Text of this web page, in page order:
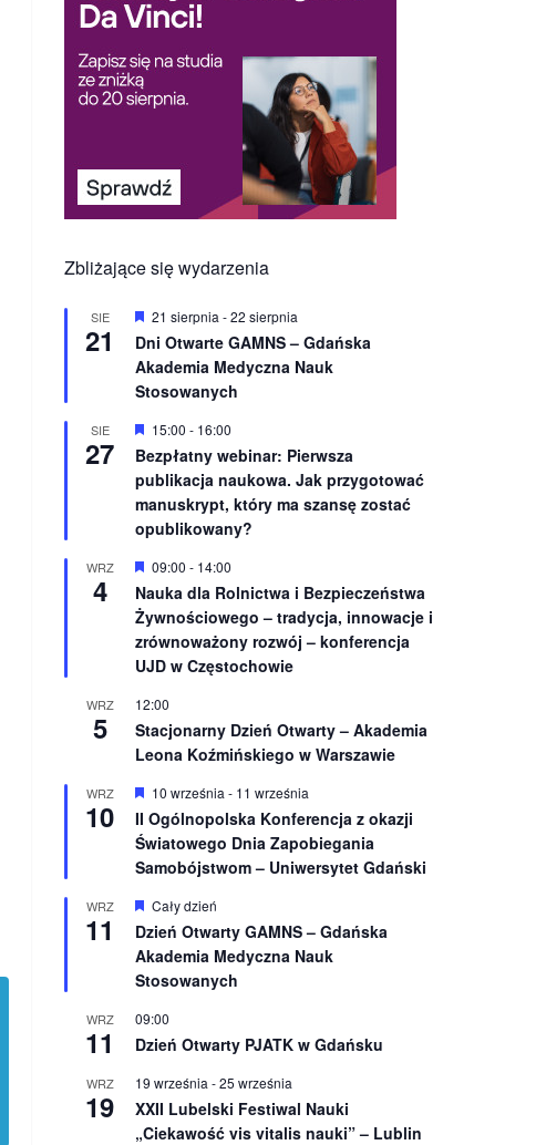
Zbliżające się wydarzenia
SIE
21
W
r
ó
ż
n
o
n
e
21 sierpnia -22 sierpnia
Dni Otwarte GAMNS – Gdańska
Akademia Medyczna Nauk
Stosowanych
SIE
27
W
r
ó
ż
n
i
n
e
15:00 - 16:00
Bezpłatny webinar: Pierwsza
publikacja naukowa. Jak przygotować
manuskrypt, który ma szansę zostać
opublikowany?
WRZ
4
W
r
ó
ż
n
i
n
e
09:00 - 14:00
Nauka dla Rolnictwa i Bezpieczeństwa
Żywnościowego – tradycja, innowacje i
zrównoważony rozwój – konferencja
UJD w Częstochowie
WRZ
5
12:00
Stacjonarny Dzień Otwarty – Akademia
Leona Koźmińskiego w Warszawie
WRZ
10
W
y
r
ó
ż
n
o
n
e
10 września - 11 września
II Ogólnopolska Konferencja z okazji
Światowego Dnia Zapobiegania
Samobójstwom – Uniwersytet Gdański
WRZ
11
W
y
r
ó
ż
n
o
n
Cały dzień
Dzień Otwarty GAMNS – Gdańska
Akademia Medyczna Nauk
Stosowanych
WRZ
11
09:00
Dzień Otwarty PJATK w Gdańsku
WRZ
19
19 września -25 września
XXII Lubelski Festiwal Nauki
„Ciekawość vis vitalis nauki” – Lublin